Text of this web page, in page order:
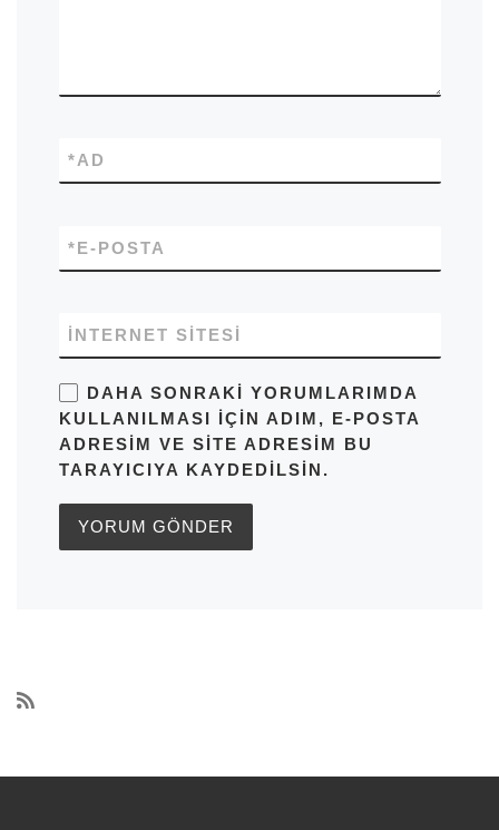
AD
*
E-POSTA
*
İNTERNET SITESI
DAHA SONRAKI YORUMLARIMDA
KULLANILMASI IÇIN ADIM, E-POSTA
ADRESIM VE SITE ADRESIM BU
TARAYICIYA KAYDEDILSIN.